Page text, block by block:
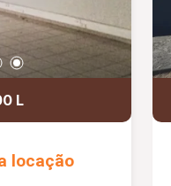
L
locação